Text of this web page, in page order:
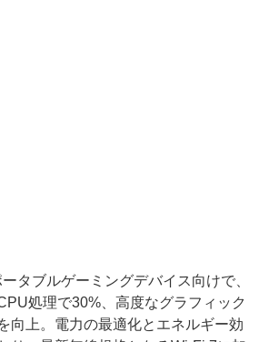
タブルゲーミングデバイス向けで、
処理で30%、高度なグラフィック
向上。電力の最適化とエネルギー効